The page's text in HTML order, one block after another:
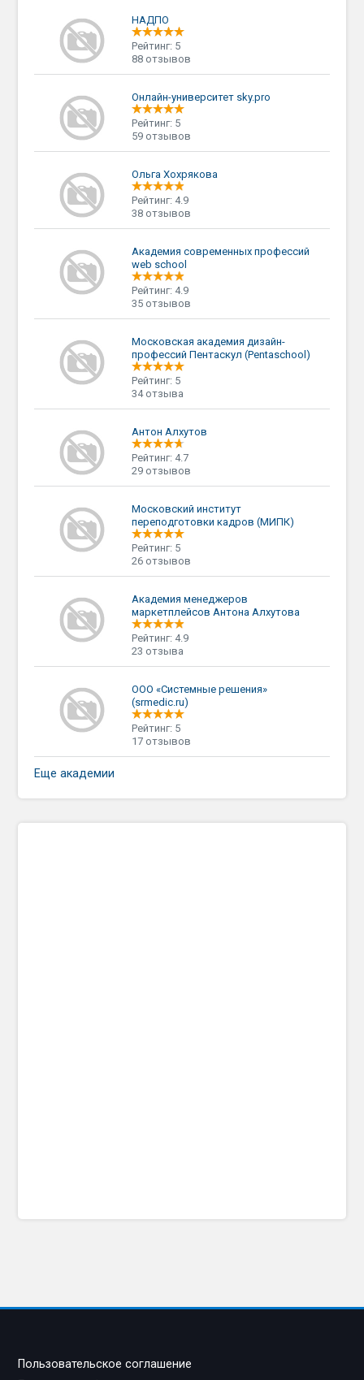
НАДПО
Рейтинг: 5
88 отзывов
Онлайн-университет sky.pro
Рейтинг: 5
59 отзывов
Ольга Хохрякова
Рейтинг: 4.9
38 отзывов
Академия современных профессий
web school
Рейтинг: 4.9
35 отзывов
Московская академия дизайн-
профессий Пентаскул (Pentaschool)
Рейтинг: 5
34 отзыва
Антон Алхутов
Рейтинг: 4.7
29 отзывов
Московский институт
переподготовки кадров (МИПК)
Рейтинг: 5
26 отзывов
Академия менеджеров
маркетплейсов Антона Алхутова
Рейтинг: 4.9
23 отзыва
ООО «Системные решения»
(srmedic.ru)
Рейтинг: 5
17 отзывов
Еще академии
Пользовательское соглашение